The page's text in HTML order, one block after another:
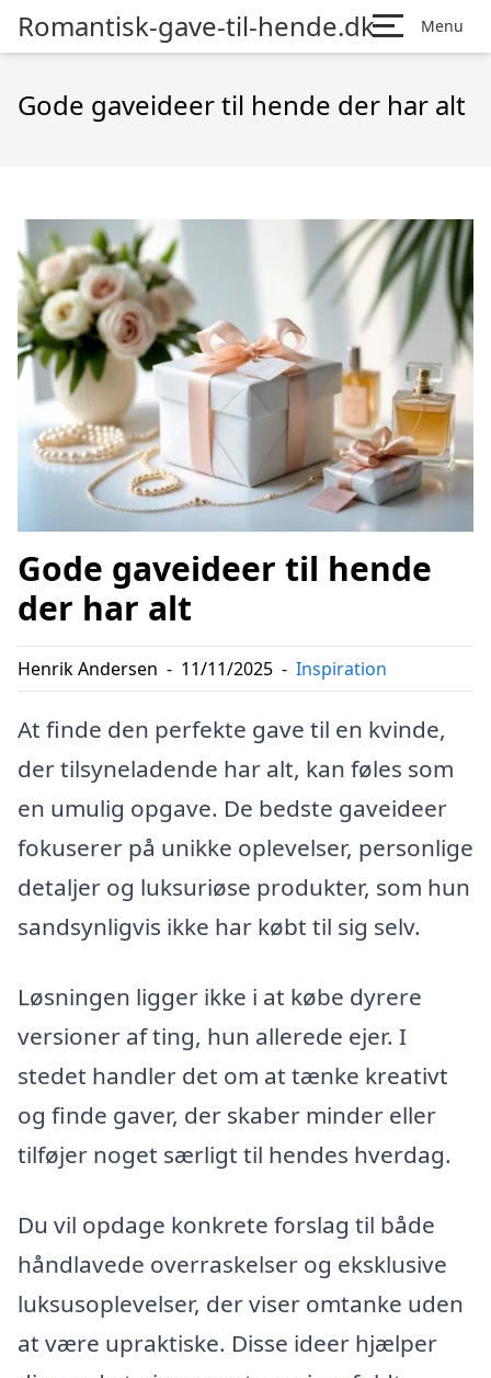
Romantisk-gave-til-hende.dk Menu
Gode gaveideer til hende der har alt
Gode gaveideer til hende
der har alt
Henrik Andersen - 11/11/2025 - Inspiration
At finde den perfekte gave til en kvinde,
der tilsyneladende har alt, kan føles som
en umulig opgave. De bedste gaveideer
fokuserer på unikke oplevelser, personlige
detaljer og luksuriøse produkter, som hun
sandsynligvis ikke har købt til sig selv.
Løsningen ligger ikke i at købe dyrere
versioner af ting, hun allerede ejer. I
stedet handler det om at tænke kreativt
og finde gaver, der skaber minder eller
tilføjer noget særligt til hendes hverdag.
Du vil opdage konkrete forslag til både
håndlavede overraskelser og eksklusive
luksusoplevelser, der viser omtanke uden
at være upraktiske. Disse ideer hjælper